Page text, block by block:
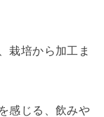
栽培から加工ま
感じる、飲みや